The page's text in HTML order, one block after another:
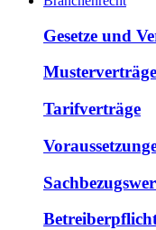
Gesetze und
Tarifverträge